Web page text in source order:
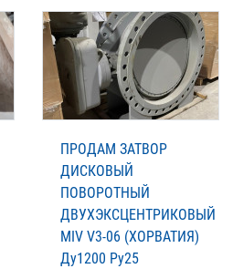
ПРОДАМ ЗАТВОР
ДИСКОВЫЙ
ПОВОРОТНЫЙ
ДВУХЭКСЦЕНТРИКОВЫЙ
MIV V3-06 (ХОРВАТИЯ)
Ду1200 Ру25